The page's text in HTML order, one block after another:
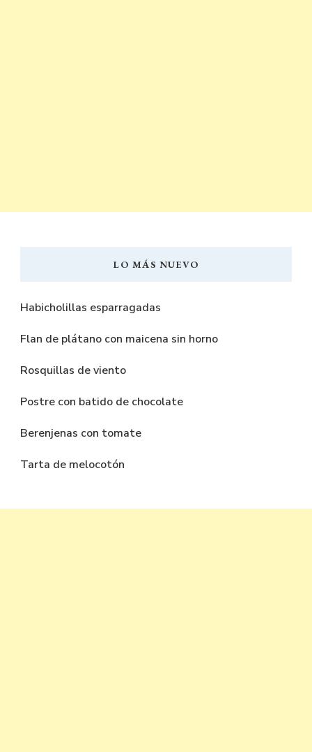
LO MÁS NUEVO
Habicholillas esparragadas
Flan de plátano con maicena sin horno
Rosquillas de viento
Postre con batido de chocolate
Berenjenas con tomate
Tarta de melocotón